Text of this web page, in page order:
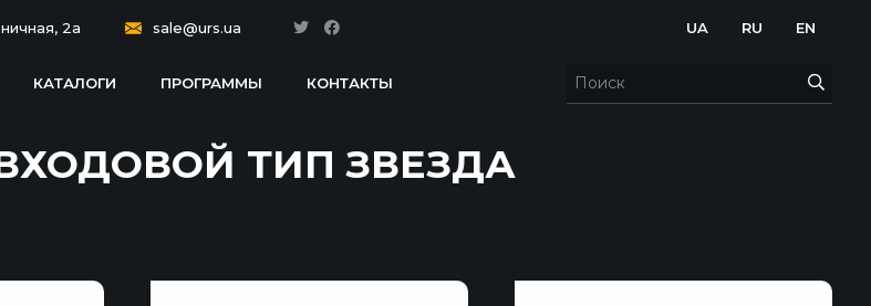
2a sale@urs.ua UA RU EN
КАТАЛОГИ ПРОГРАММЫ КОНТАКТЫ
ТИП ЗВЕЗДА